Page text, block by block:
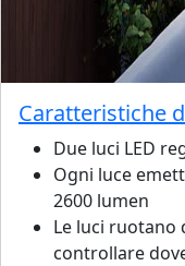
Caratteristiche
Due luci LED
Ogni luce
2600 lumen
Le luci ruotano
controllare